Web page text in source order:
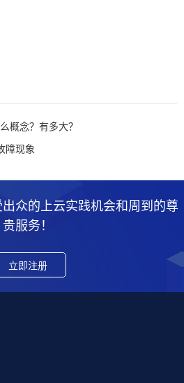
概念？有多大？
障现象
众的上云实践机会和周到的尊
贵服务！
立即注册